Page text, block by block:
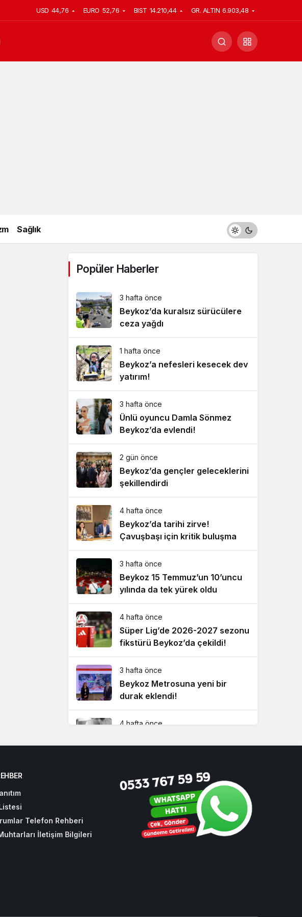
USD 44,76 EURO 52,76 BIST 14.210,44 GR. ALTIN 6.903,48
Sağlık
Popüler Haberler
3 hafta önce
Beykoz’da kuralsız sürücülere
ceza yağdı
1 hafta önce
Beykoz’a nefesleri kesecek dev
yatırım!
3 hafta önce
Ünlü oyuncu Damla Sönmez
Beykoz’da evlendi!
2 gün önce
Beykoz’da gençler geleceklerini
şekillendirdi
4 hafta önce
Beykoz’da tarihi zirve!
Çavuşbaşı için kritik buluşma
3 hafta önce
Beykoz 15 Temmuz’un 10’uncu
yılında da tek yürek oldu
4 hafta önce
Süper Lig’de 2026-2027 sezonu
fikstürü Beykoz’da çekildi!
3 hafta önce
Beykoz Metrosuna yeni bir
durak eklendi!
4 hafta önce
3 hafta önce
Beykoz’da ikinci dalga
operasyonun ayrıntıları!
Telefon Rehberi
İletişim Bilgileri